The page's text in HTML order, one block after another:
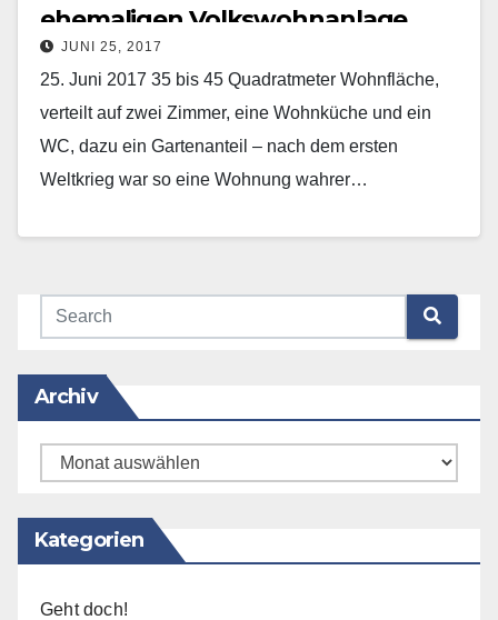
ehemaligen Volkswohnanlage
zum modernen Wohnquartier
JUNI 25, 2017
25. Juni 2017 35 bis 45 Quadratmeter Wohnfläche,
verteilt auf zwei Zimmer, eine Wohnküche und ein
WC, dazu ein Gartenanteil – nach dem ersten
Weltkrieg war so eine Wohnung wahrer…
Archiv
Archiv
Kategorien
Geht doch!